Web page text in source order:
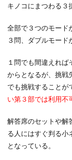
キノコにまつわる３
全部で３つのモード
３問、ダブルモード
１問でも間違えれば
からとなるが、挑戦
でも挑戦することが
い第３部では利用不
解答席のセットや解
る人にはすぐ判る小
となっている。